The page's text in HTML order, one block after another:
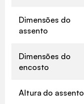
Dimensões do
assento
Dimensões do
encosto
Altura do assento